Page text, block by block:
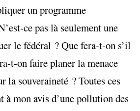
un programme
ce pas là seulement une
le fédéral ? Que fera-t-on s’il
t-on faire planer la menace
la souveraineté ? Toutes ces
à mon avis d’une pollution des